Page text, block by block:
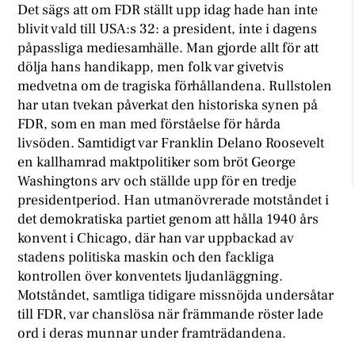
Det sägs att om FDR ställt upp idag hade han inte
blivit vald till USA:s 32: a president, inte i dagens
påpassliga mediesamhälle. Man gjorde allt för att
dölja hans handikapp, men folk var givetvis
medvetna om de tragiska förhållandena. Rullstolen
har utan tvekan påverkat den historiska synen på
FDR, som en man med förståelse för hårda
livsöden. Samtidigt var Franklin Delano Roosevelt
en kallhamrad maktpolitiker som bröt George
Washingtons arv och ställde upp för en tredje
presidentperiod. Han utmanövrerade motståndet i
det demokratiska partiet genom att hålla 1940 års
konvent i Chicago, där han var uppbackad av
stadens politiska maskin och den fackliga
kontrollen över konventets ljudanläggning.
Motståndet, samtliga tidigare missnöjda undersåtar
till FDR, var chanslösa när främmande röster lade
ord i deras munnar under framträdandena.